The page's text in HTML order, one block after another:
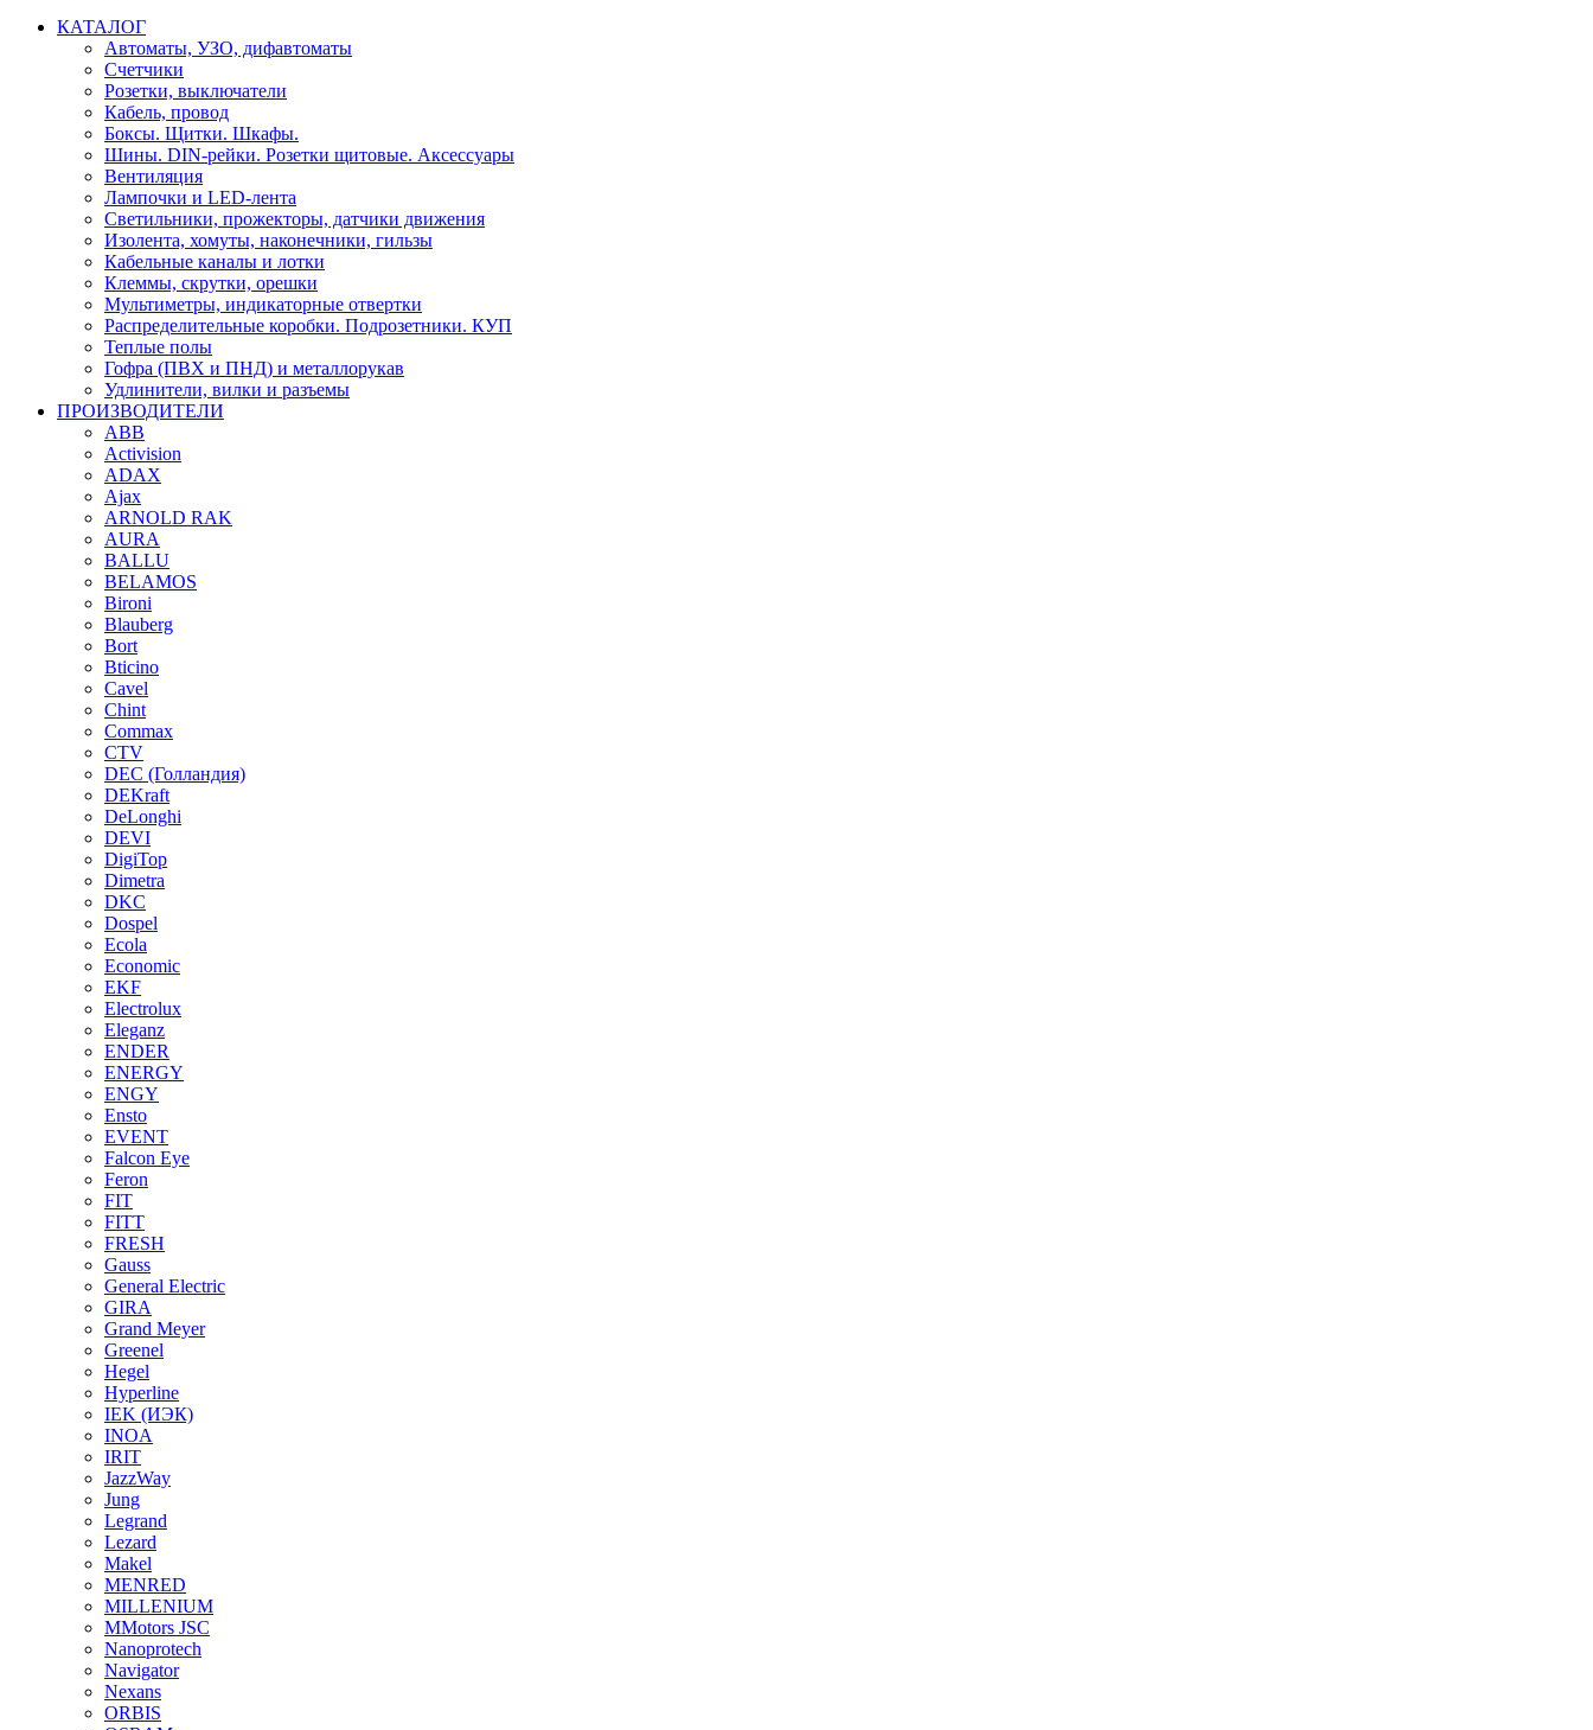
КАТАЛОГ
Автоматы, УЗО, дифавтоматы
Счетчики
Розетки, выключатели
Кабель, провод
Боксы. Щитки. Шкафы.
Шины. DIN-рейки. Розетки щитовые. Аксессуары
Вентиляция
Лампочки и LED-лента
Светильники, прожекторы, датчики движения
Изолента, хомуты, наконечники, гильзы
Кабельные каналы и лотки
Клеммы, скрутки, орешки
Мультиметры, индикаторные отвертки
Распределительные коробки. Подрозетники. КУП
Теплые полы
Гофра (ПВХ и ПНД) и металлорукав
Удлинители, вилки и разъемы
ПРОИЗВОДИТЕЛИ
ABB
Activision
ADAX
Ajax
ARNOLD RAK
AURA
BALLU
BELAMOS
Bironi
Blauberg
Bort
Bticino
Cavel
Chint
Commax
CTV
DEC (Голландия)
DEKraft
DeLonghi
DEVI
DigiTop
Dimetra
DKC
Dospel
Ecola
Economic
EKF
Electrolux
Eleganz
ENDER
ENERGY
ENGY
Ensto
EVENT
Falcon Eye
Feron
FIT
FITT
FRESH
Gauss
General Electric
GIRA
Grand Meyer
Greenel
Hegel
Hyperline
IEK (ИЭК)
INOA
IRIT
JazzWay
Jung
Legrand
Lezard
Makel
MENRED
MILLENIUM
MMotors JSC
Nanoprotech
Navigator
Nexans
ORBIS